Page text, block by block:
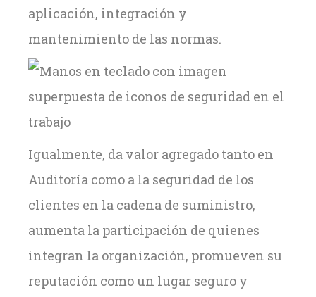
aplicación, integración y
mantenimiento de las normas.
Igualmente, da valor agregado tanto en
Auditoría como a la seguridad de los
clientes en la cadena de suministro,
aumenta la participación de quienes
integran la organización, promueven su
reputación como un lugar seguro y